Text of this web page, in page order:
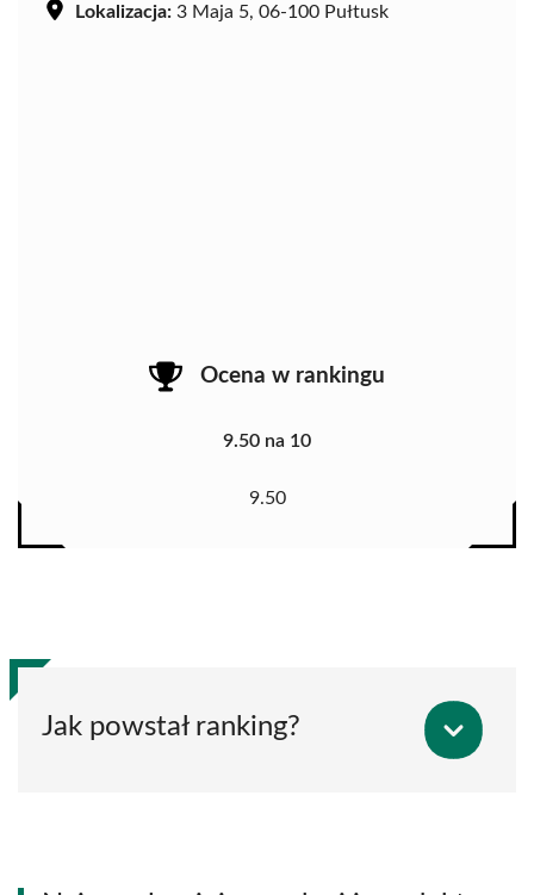
Lokalizacja: 3 Maja 5, 06-100 Pułtusk
Ocena w rankingu
9.50 na 10
9.50
Jak powstał ranking?